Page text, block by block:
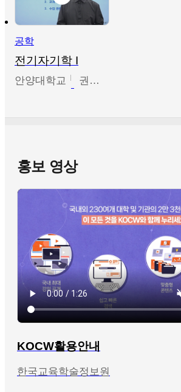
공학
전기자기학 I
안양대학교 권원현
홍보 영상
KOCW활용안내
한국교육학술정보원